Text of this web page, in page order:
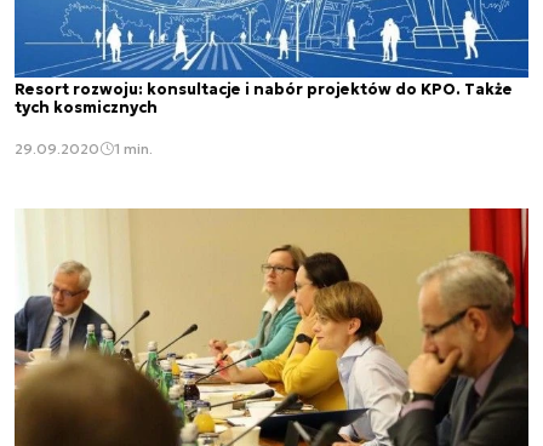
Resort rozwoju: konsultacje i nabór projektów do KPO. Także
tych kosmicznych
29.09.2020 1 min.